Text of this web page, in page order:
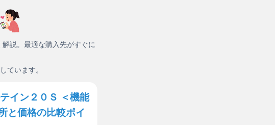
説。最適な購入先がすぐに
ています。
イン２０Ｓ ＜機能
と価格の比較ポイ